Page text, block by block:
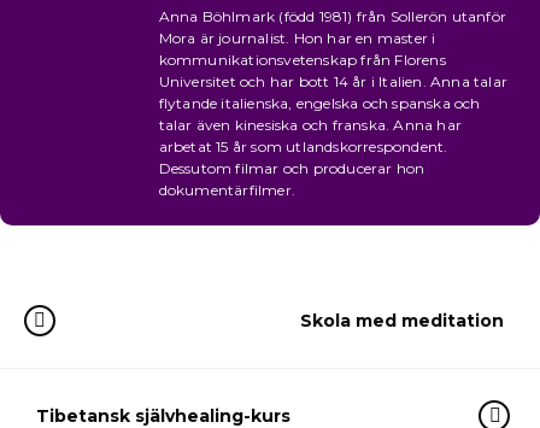
Anna Böhlmark (född 1981) från Sollerön utanför
Mora är journalist. Hon har en master i
kommunikationsvetenskap från Florens
Universitet och har bott 14 år i Italien. Anna talar
flytande italienska, engelska och spanska och
talar även kinesiska och franska. Anna har
arbetat 15 år som utlandskorrespondent.
Dessutom filmar och producerar hon
dokumentärfilmer.
Skola med meditation
Tibetansk självhealing-kurs